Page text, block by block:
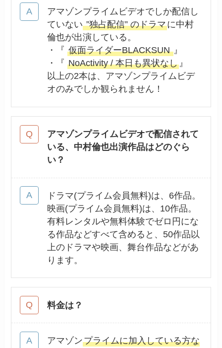
アマゾンプライムビデオでしか配信し
ていない”独占配信” のドラマに中村
倫也が出演している。
・『仮面ライダーBLACKSUN』
・『NoActivity / 本日も異状なし』
以上の2本は、アマゾンプライムビデ
オのみでしか観られません！
アマゾンプライムビデオで配信されて
いる、中村倫也出演作品はどのぐら
い？
ドラマ(プライム会員無料)は、6作品。
映画(プライム会員無料)は、10作品。
有料レンタルや無料体験でゼロ円にな
る作品などすべて含めると、50作品以
上のドラマや映画、舞台作品などがあ
ります。
料金は？
アマゾンプライムに加入している方な